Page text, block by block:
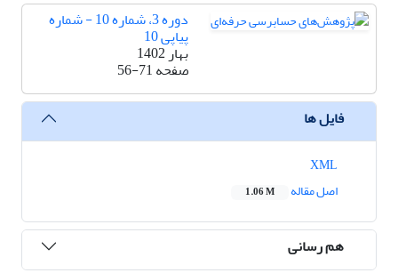
دوره 3، شماره 10 - شماره
پیاپی 10
بهار 1402
صفحه56-71
فایل ها
اصل مقاله
1.06 M
هم رسانی